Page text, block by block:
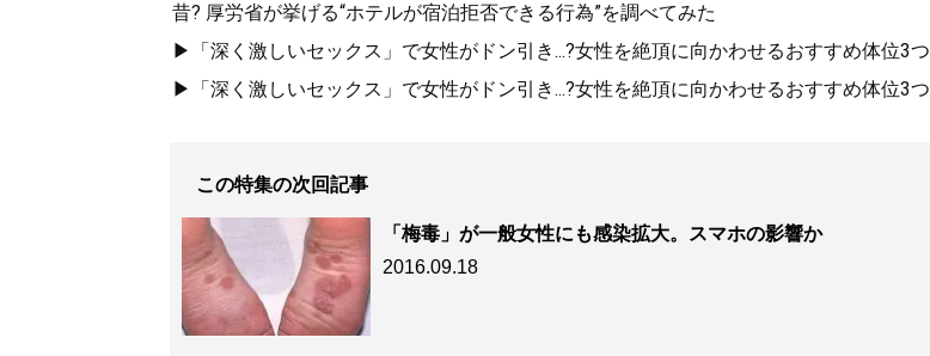
昔? 厚労省が挙げる“ホテルが宿泊拒否できる行為”を調べてみた
▶「深く激しいセックス」で女性がドン引き...?女性を絶頂に向かわせるおすすめ体位3つ
▶「深く激しいセックス」で女性がドン引き...?女性を絶頂に向かわせるおすすめ体位3つ
この特集の次回記事
「梅毒」が一般女性にも感染拡大。スマホの影響か
2016.09.18